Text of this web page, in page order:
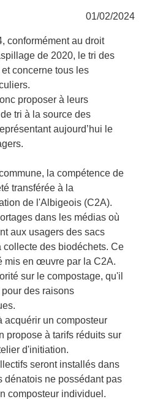
01/02/2024
conformément au droit
de 2020, le tri des
concerne tous les
proposer à leurs
tri à la source des
aujourd’hui le
la compétence de
transférée à la
de l'Albigeois (C2A).
dans les médias où
aux usagers des sacs
des biodéchets. Ce
mis en œuvre par la C2A.
sur le compostage, qu'il
des raisons
acquérir un composteur
propose à tarifs réduits sur
d'initiation.
seront installés dans
dénatois ne possédant pas
composteur individuel.